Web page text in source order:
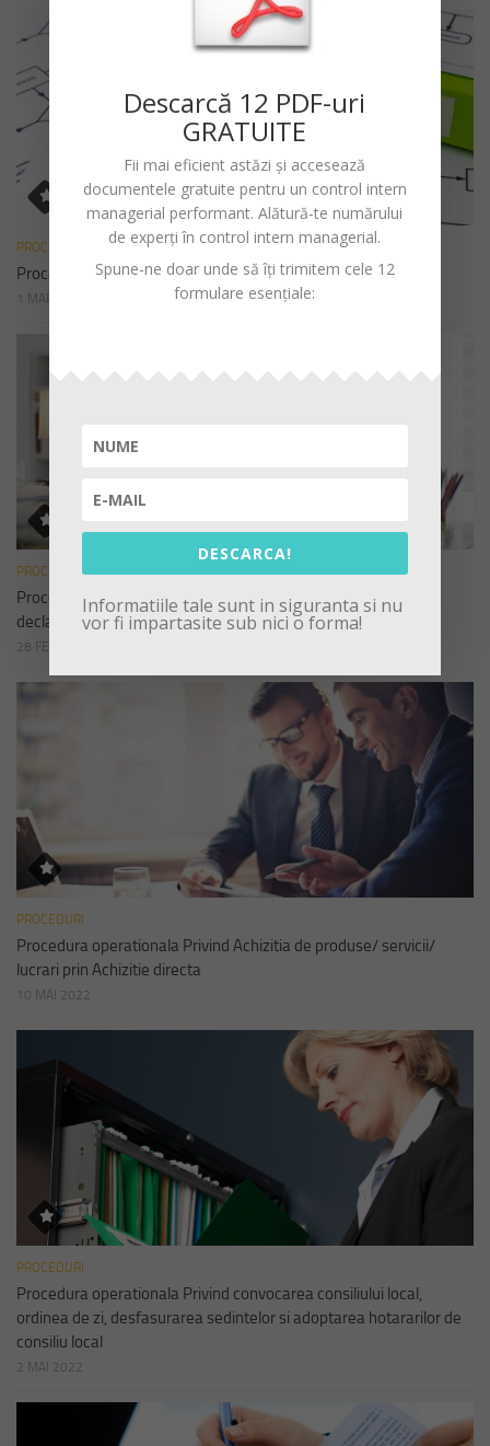
PROCEDURI
Procedura de sistem privind declararea cadourilor
1 MARTIE 2023
PROCEDURI
Procedura operationala privind Completarea si depunerea
declaratiilor de avere si interese
28 FEBRUARIE 2023
PROCEDURI
Procedura operationala Privind Achizitia de produse/ servicii/
lucrari prin Achizitie directa
10 MAI 2022
PROCEDURI
Procedura operationala Privind convocarea consiliului local,
ordinea de zi, desfasurarea sedintelor si adoptarea hotararilor de
consiliu local
2 MAI 2022
Descarcă 12 PDF-uri
GRATUITE
Fii mai eficient astăzi și accesează
documentele gratuite pentru un control intern
managerial performant. Alătură-te numărului
de experți în control intern managerial.
Spune-ne doar unde să îți trimitem cele 12
formulare esențiale:
DESCARCA!
Informatiile tale sunt in siguranta si nu
vor fi impartasite sub nici o forma!